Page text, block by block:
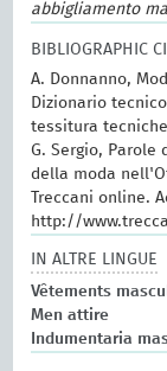
abbigliamento
BIBLIOGRAPHIC
A. Donnanno,
Dizionario
tessitura
G. Sergio,
della moda
Treccani online.
http://
IN ALTRE LINGUE
Vêtements
Men attire
Indumentaria